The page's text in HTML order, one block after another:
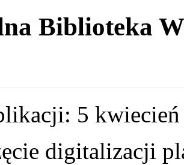
Biblioteka
5
digitalizacji